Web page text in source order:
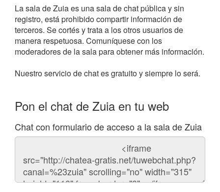
La sala de Zuia es una sala de chat pública y sin
registro, está prohibido compartir información de
terceros. Se cortés y trata a los otros usuarios de
manera respetuosa. Comuníquese con los
moderadores de la sala para obtener más información.
Nuestro servicio de chat es gratuito y siempre lo será.
Pon el chat de Zuia en tu web
Chat con formulario de acceso a la sala de Zuia
Código
chat